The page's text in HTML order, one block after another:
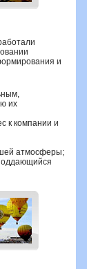
и
их
к компании и
атмосферы;